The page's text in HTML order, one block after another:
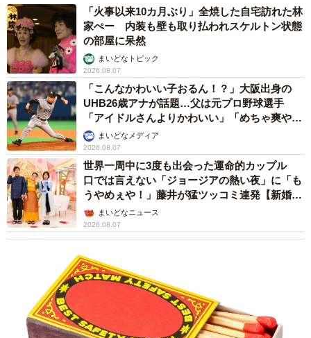
— をぎくぼ虫 (@wogikubomushi)September 14, 2025
「火事以来10カ月ぶり」全焼した自宅訪れた林
家ぺー 内装も壁も取り払われスケルトン状態
の部屋に呆然
まいどなトピック
2026.08.07
「こんなかわいい子おるん！？」大阪出身の
UHB26歳アナが話題…父は元プロ野球選手
「アイドルさんよりかわいい」「めちゃ爽や
か」まいどなメディア
2026.08.07
世界一周中に3度も出会った運命的カップル
口では言えない「ジョージアの熱い夜」に「も
うやめぇや！」藤井が猛ツッコミ連発【新婚さ
ん】まいどなニュース
2026.08.07